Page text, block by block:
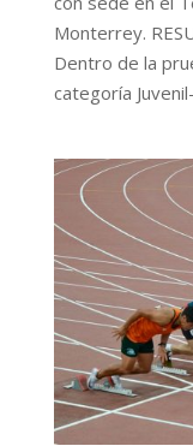
Monterrey.
Dentro de la
categoría